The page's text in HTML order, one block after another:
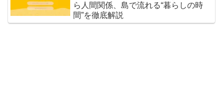
ら人間関係、島で流れる“暮らしの時
間”を徹底解説